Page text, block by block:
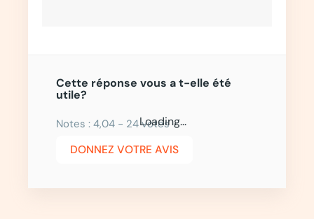
Cette réponse vous a t-elle été
utile?
Notes : 4,04 - 24 votes
DONNEZ VOTRE AVIS
Loading...